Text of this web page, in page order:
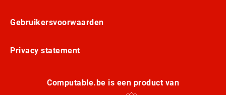
Gebruikersvoorwaarden
Privacy statement
Computable.be is een product van